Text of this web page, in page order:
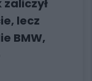
lecz
BMW,